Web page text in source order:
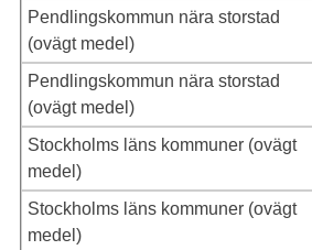
Pendlingskommun nära storstad
(ovägt medel)
Pendlingskommun nära storstad
(ovägt medel)
Stockholms läns kommuner (ovägt
medel)
Stockholms läns kommuner (ovägt
medel)